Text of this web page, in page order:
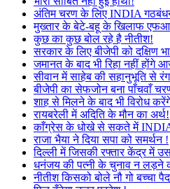
अंतिम चरण के लिए INDIA
मुख्तार के बेटे-बहू के खिलाफ
कुछ का कुछ बोल रहे है नीतीश!
सरकार के लिए बीजेपी को दक्षिण
जमानत के बाद भी रिहा नहीं होंगे
सीवान में साहेब की सहानुभूति से रंग
बीजेपी का सेफजोन बना पाँचवाँ
शाह से मिलने के बाद भी विरोध
रायबरेली में अदिति के मौन का अर्थ!
काँग्रेस के धोखे से सकते में
राजा भैया ने दिया सपा को समर्थन !
दिल्ली में जिसकी रफ्तार केंद्र में
धनंजय की पत्नी के चुनाव न लड़ने
नीतीश किसको बोले नौ गो बच्चा